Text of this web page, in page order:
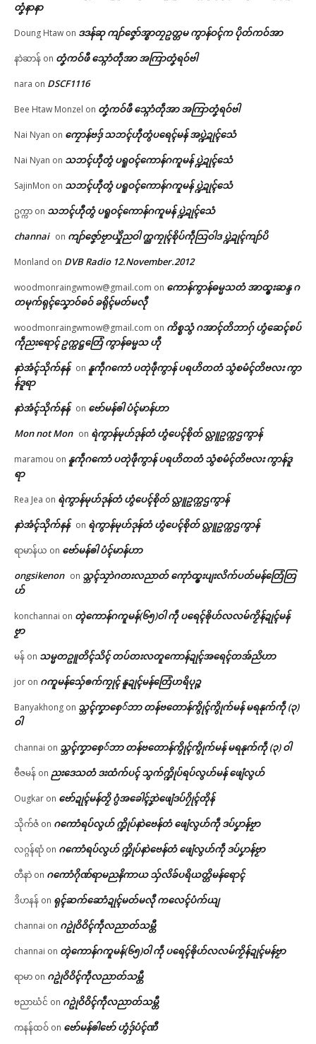
တၞံနာနာ
Doung Htaw on ဒဒန်ဆု ကျာ်ဇၞော်အ္စာတၠဥတ္တမ ကွာန်ဝၚ်က ပိုတ်ကဝ်အာ
နာဲဆာန် on တၞံကဝ်ဖီ သ္ဂောံတဵုအာ အကြာတၞံရဝ်ဗါ
nara on DSCF1116
Bee Htaw Monzel on တၞံကဝ်ဖီ သ္ဂောံတဵုအာ အကြာတၞံရဝ်ဗါ
Nai Nyan on ကၠောန်ဗဒှ် သဘၚ်ဟီုတွံပရေၚ်မန် အပ္ဍဲဍုၚ်သေံ
Nai Nyan on သဘၚ်ဟီုတွံ ပရူဝၚ်ကောန်ဂကူမန် ပ္ဍဲဍုၚ်သေံ
SajinMon on သဘၚ်ဟီုတွံ ပရူဝၚ်ကောန်ဂကူမန် ပ္ဍဲဍုၚ်သေံ
ဥက္ကာ on သဘၚ်ဟီုတွံ ပရူဝၚ်ကောန်ဂကူမန် ပ္ဍဲဍုၚ်သေံ
channai on ကျာ်ဇၞော်ဗၟာယှိုဲညဝါ က္ညကၠုၚ်စိုပ်ကဵုသြဝါဒ ပ္ဍဲဍုၚ်ကျာ်ပိ
Monland on DVB Radio 12.November.2012
woodmonraingwmow@gmail.com on ကောန်ကွာန်ဓမ္မသတံ အာထ္ၜးဆန္ဒ ဂ
တမုက်ရုၚ်သၞောဝ်ဓဝ် ခရိုၚ်မတ်မလီု
woodmonraingwmow@gmail.com on ကိစ္စသွံ ဂအာၚ်တိဘာဂှ် ဟွံဆေၚ်စပ်
ကဵုညးရောၚ် ဥက္ကဋ္ဌတြေံ ကွာန်ဓမ္မသ ဟီု
နာဲအံၚ်သိုက်နန် on နူကဵုဂကောံ ပတုဲဖဵုကွာန် ပရဟိတတံ သွံစမံၚ်တိဗလး ကွာ
န်ဒူရာ
နာဲအံၚ်သိုက်နန် on ဗော်မန်ၜါ ပံၚ်မာန်ဟာ
Mon not Mon on ရဲကွာန်မုဟ်ဒုန်တံ ဟွံပေၚ်စိုတ် လ္တူဥက္ကဌကွာန်
maramou on နူကဵုဂကောံ ပတုဲဖဵုကွာန် ပရဟိတတံ သွံစမံၚ်တိဗလး ကွာန်ဒူ
ရာ
Rea Jea on ရဲကွာန်မုဟ်ဒုန်တံ ဟွံပေၚ်စိုတ် လ္တူဥက္ကဌကွာန်
နာဲအံၚ်သိုက်နန် on ရဲကွာန်မုဟ်ဒုန်တံ ဟွံပေၚ်စိုတ် လ္တူဥက္ကဌကွာန်
ရာမာန်ယ on ဗော်မန်ၜါ ပံၚ်မာန်ဟာ
ongsikenon on သ္ဘၚ်သၠာဲဂတးလညာတ် ကေုာံထ္ၜးပျးလိက်ပတ်မန်တြေံတြ
ဟ်
konchannai on တ္ၚဲကောန်ဂကူမန်(၆၅)ဝါ ကဵု ပရေၚ်ၜိုဟ်လလမ်ကၟိန်ဍုၚ်မန်
ဗၟာ
မန် on သမ္မတဥူတိၚ်သိၚ် တပ်တးလတူကောန်ဍုၚ်အရေၚ်တအ်ညိဟာ
jor on ဂကူမန်​သှ်ေၜက်ကၠုၚ် နူဍုၚ်မန်တြေံဟရိပုဉ္ဇ
Banyakhong on သ္ဘၚ်ကၞာစှေ်ဘာ တန်ဗတောန်ကွိုၚ်ကွိုက်မန် မရနုက်ကဵု (၃)
ဝါ
channai on သ္ဘၚ်ကၞာစှေ်ဘာ တန်ဗတောန်ကွိုၚ်ကွိုက်မန် မရနုက်ကဵု (၃) ဝါ
ဗီဇမန် on ညးဒေသတံ ဒးထံက်ပၚ် သွက်က္ဍိုပ်ရပ်လွဟ်မန် ဖျေံလွဟ်
Ougkar on ဗော်ဍုၚ်မန်တၟိ ဂွံအခေါၚ်ဒၞာဲဖျေံဒပ်ဂၠိုၚ်တိုန်
သိုက်ဇံ on ဂကောံရပ်လွဟ် က္ဍိုပ်နာဲဗေန်တံ ဖျေံလွဟ်ကဵု ဒပ်ပၞာန်ဗၟာ
လဂ္ဂန်ရာံ on ဂကောံရပ်လွဟ် က္ဍိုပ်နာဲဗေန်တံ ဖျေံလွဟ်ကဵု ဒပ်ပၞာန်ဗၟာ
တီနာဲ on ဂကောံဂိုဏ်ရာမညနိကာယ သှ်လိခ်ပရိယတ္တိမန်ရောၚ်
ဒိဟနန် on ရုၚ်ဆက်ဆောံဍုၚ်မတ်မလီု ကလေၚ်ပံက်ယျ
channai on ဂဥုဲဝိဝိၚ်ကဵုလညာတ်သမ္တီ
channai on တ္ၚဲကောန်ဂကူမန်(၆၅)ဝါ ကဵု ပရေၚ်ၜိုဟ်လလမ်ကၟိန်ဍုၚ်မန်ဗၟာ
ရာမာ on ဂဥုဲဝိဝိၚ်ကဵုလညာတ်သမ္တီ
ဗညာဃံင် on ဂဥုဲဝိဝိၚ်ကဵုလညာတ်သမ္တီ
ကနန်ထဝ် on ဗော်မန်ၜါဗော် ဟွံဒှ်ပံၚ်ဏီ